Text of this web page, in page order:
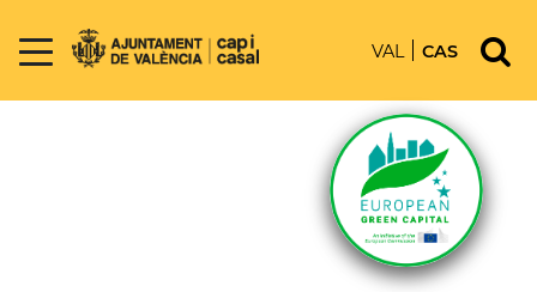
VAL CAS